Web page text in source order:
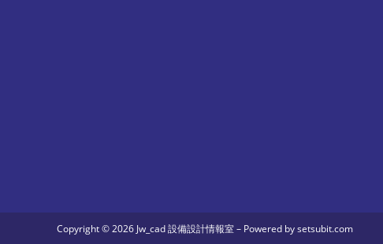
Copyright © 2026 Jw_cad 設備設計情報室 – Powered by setsubit.com